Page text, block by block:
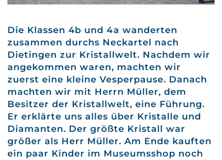
Die Klassen 4b und 4a wanderten
zusammen durchs Neckartel nach
Dietingen zur Kristallwelt. Nachdem wir
angekommen waren, machten wir
zuerst eine kleine Vesperpause. Danach
machten wir mit Herrn Müller, dem
Besitzer der Kristallwelt, eine Führung.
Er erklärte uns alles über Kristalle und
Diamanten. Der größte Kristall war
größer als Herr Müller. Am Ende kauften
ein paar Kinder im Museumsshop noch